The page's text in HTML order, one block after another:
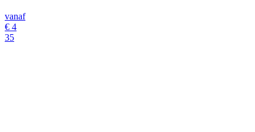
vanaf
€ 4
35